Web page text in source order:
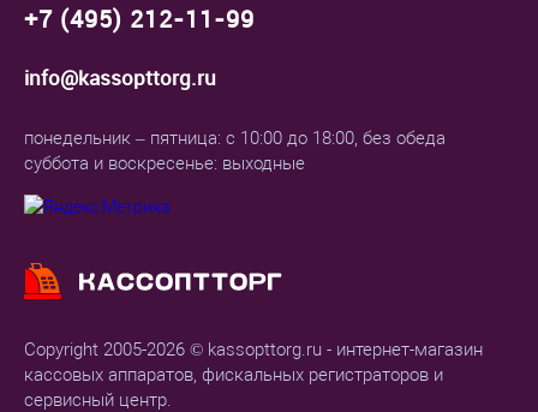
Copyright 2005-2026 © kassopttorg.ru - интернет-магазин
кассовых аппаратов, фискальных регистраторов и
сервисный центр.
+7 (495) 212-11-99
info@kassopttorg.ru
понедельник – пятница: с 10:00 до 18:00, без обеда
суббота и воскресенье: выходные